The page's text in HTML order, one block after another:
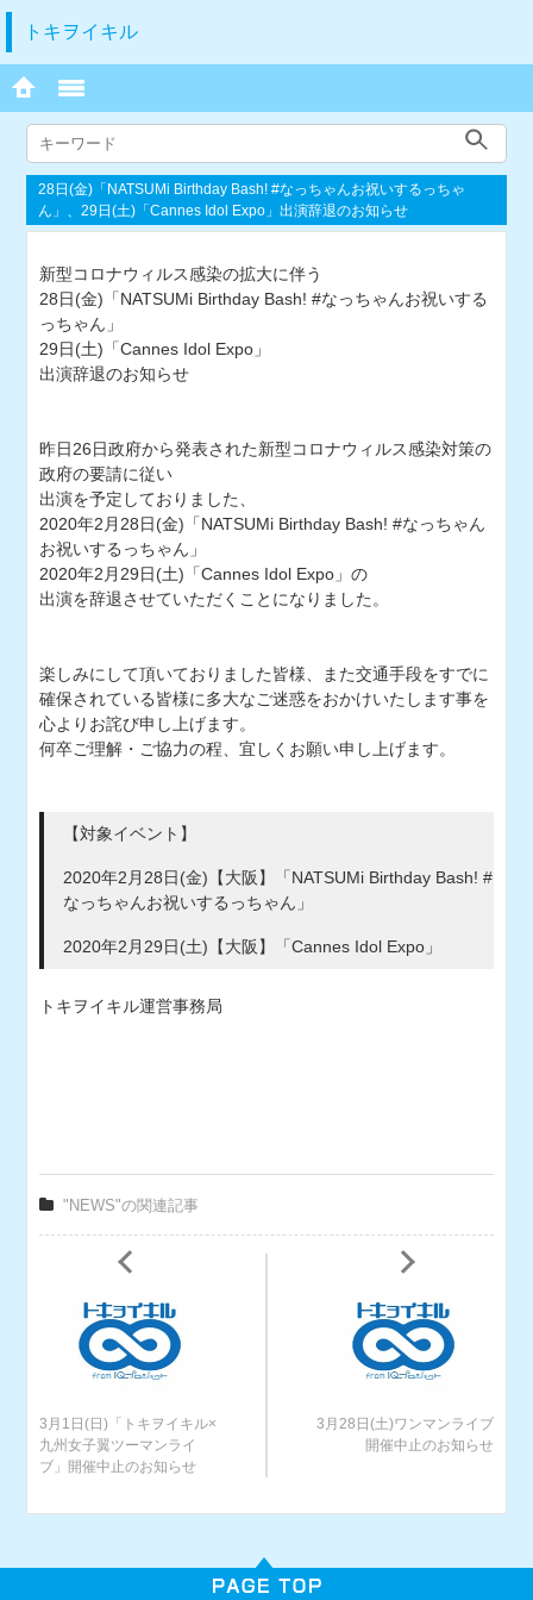
トキヲイキル
28日(金)「NATSUMi Birthday Bash! #なっちゃんお祝いするっちゃ
ん」、29日(土)「Cannes Idol Expo」出演辞退のお知らせ
新型コロナウィルス感染の拡大に伴う
28日(金)「NATSUMi Birthday Bash! #なっちゃんお祝いする
っちゃん」
29日(土)「Cannes Idol Expo」
出演辞退のお知らせ
昨日26日政府から発表された新型コロナウィルス感染対策の
政府の要請に従い
出演を予定しておりました、
2020年2月28日(金)「NATSUMi Birthday Bash! #なっちゃん
お祝いするっちゃん」
2020年2月29日(土)「Cannes Idol Expo」の
出演を辞退させていただくことになりました。
楽しみにして頂いておりました皆様、また交通手段をすでに
確保されている皆様に多大なご迷惑をおかけいたします事を
心よりお詫び申し上げます。
何卒ご理解・ご協力の程、宜しくお願い申し上げます。
【対象イベント】
2020年2月28日(金)【大阪】「NATSUMi Birthday Bash! #
なっちゃんお祝いするっちゃん」
2020年2月29日(土)【大阪】「Cannes Idol Expo」
トキヲイキル運営事務局
"NEWS"の関連記事
3月1日(日)「トキヲイキル×
九州女子翼ツーマンライ
ブ」開催中止のお知らせ
3月28日(土)ワンマンライブ
開催中止のお知らせ